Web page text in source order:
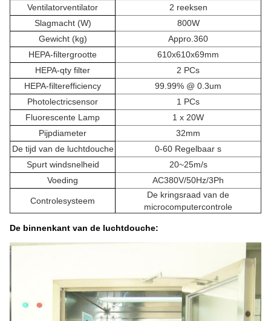
Ventilatorventilator
2 reeksen
Slagmacht (W)
800W
Gewicht (kg)
Appro.360
HEPA-filtergrootte
610x610x69mm
HEPA-qty filter
2 PCs
HEPA-filterefficiency
99.99% @ 0.3um
Photolectricsensor
1 PCs
Fluorescente Lamp
1 x 20W
Pijpdiameter
32mm
De tijd van de luchtdouche
0-60 Regelbaar s
Spurt windsnelheid
20~25m/s
Voeding
AC380V/50Hz/3Ph
Controlesysteem
De kringsraad van de
microcomputercontrole
De binnenkant van de luchtdouche: